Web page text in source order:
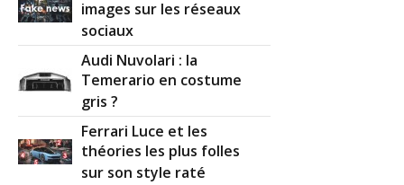
images sur les réseaux
sociaux
Audi Nuvolari : la
Temerario en costume
gris ?
Ferrari Luce et les
théories les plus folles
sur son style raté